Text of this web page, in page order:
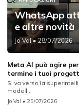
WhatsApp
e altre novità
Jo Val• 28/07/2026
Meta AI può agire
termine i tuoi
Si va verso la
modell...
Jo Val • 25/07/2026